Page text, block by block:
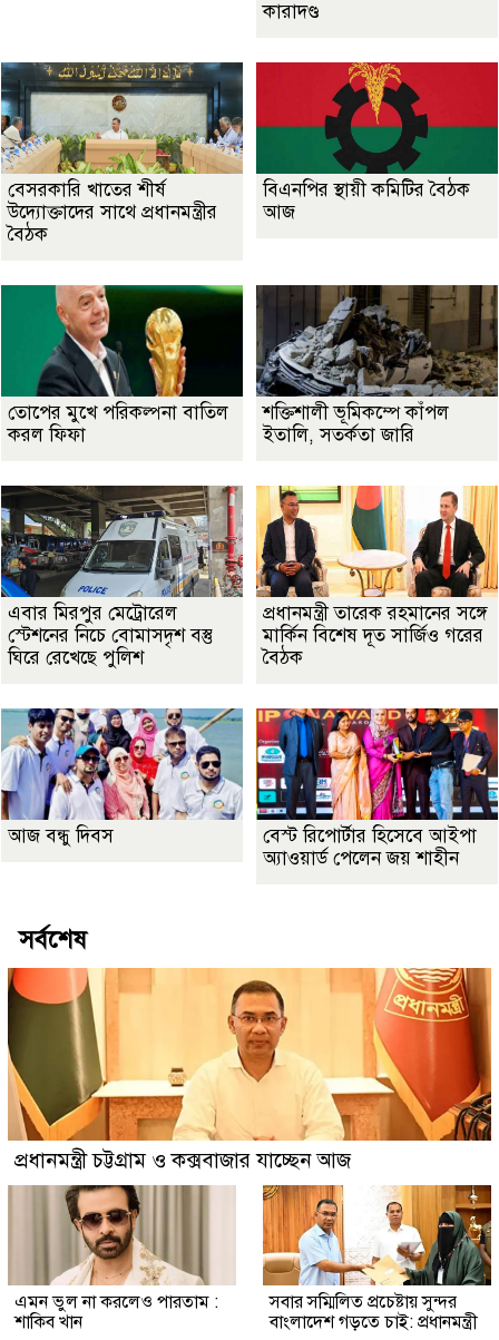
কারাদণ্ড
বেসরকারি খাতের শীর্ষ
উদ্যোক্তাদের সাথে প্রধানমন্ত্রীর
বৈঠক
বিএনপির স্থায়ী কমিটির বৈঠক
আজ
তোপের মুখে পরিকল্পনা বাতিল
করল ফিফা
শক্তিশালী ভূমিকম্পে কাঁপল
ইতালি, সতর্কতা জারি
এবার মিরপুর মেট্রোরেল
স্টেশনের নিচে বোমাসদৃশ বস্তু
ঘিরে রেখেছে পুলিশ
প্রধানমন্ত্রী তারেক রহমানের সঙ্গে
মার্কিন বিশেষ দূত সার্জিও গরের
বৈঠক
আজ বন্ধু দিবস
বেস্ট রিপোর্টার হিসেবে আইপা
অ্যাওয়ার্ড পেলেন জয় শাহীন
সর্বশেষ
প্রধানমন্ত্রী চট্টগ্রাম ও কক্সবাজার যাচ্ছেন আজ
এমন ভুল না করলেও পারতাম :
শাকিব খান
সবার সম্মিলিত প্রচেষ্টায় সুন্দর
বাংলাদেশ গড়তে চাই: প্রধানমন্ত্রী